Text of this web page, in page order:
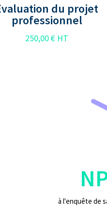
du projet
professionnel
250,00€ HT
à l'enquête de